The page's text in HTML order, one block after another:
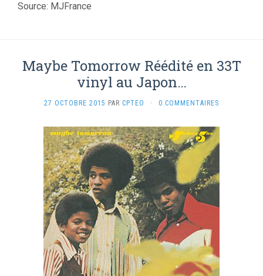
Source: MJFrance
Maybe Tomorrow Réédité en 33T
vinyl au Japon…
27 OCTOBRE 2015 PAR CPTEO · 0 COMMENTAIRES